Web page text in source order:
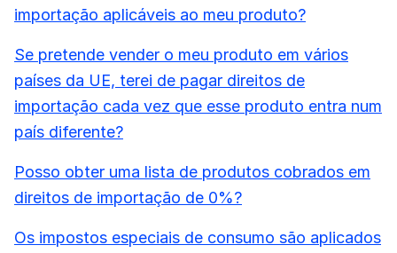
importação aplicáveis ao meu produto?
Se pretende vender o meu produto em vários
países da UE, terei de pagar direitos de
importação cada vez que esse produto entra num
país diferente?
Posso obter uma lista de produtos cobrados em
direitos de importação de 0%?
Os impostos especiais de consumo são aplicados